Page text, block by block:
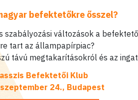
befektetőkre ősszel?
szabályozási változások a
tart az állampapírpiac?
távú megtakarításokról és az
Befektetői Klub
24., Budapest